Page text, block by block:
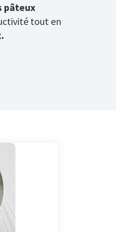
pâteux
tout en